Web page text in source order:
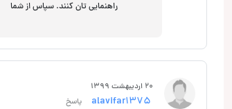
راهنمایی تان کنند. سپاس از شما
20 اردیبهشت 1399
پاسخ